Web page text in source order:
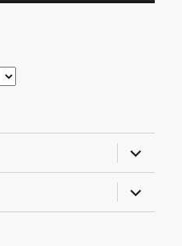
almenü
almenü